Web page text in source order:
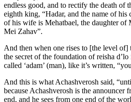
endless good, and to rectify the death of
eighth king, “Hadar, and the name of his
of his wife is Mehatbael, the daughter of
Mei Zahav”.
And then when one rises to [the level of]
the secret of the foundation of reisha
called ‘adam’ (man), like it’s written,
And this is what Achashverosh said,
because Achashverosh is the announcer
end, and he sees from one end of the